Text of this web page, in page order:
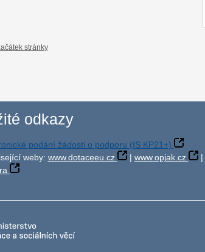
stránky
odkazy
podání žádosti o podporu (IS KP21+)
weby: www.dotaceeu.cz | www.opjak.cz |